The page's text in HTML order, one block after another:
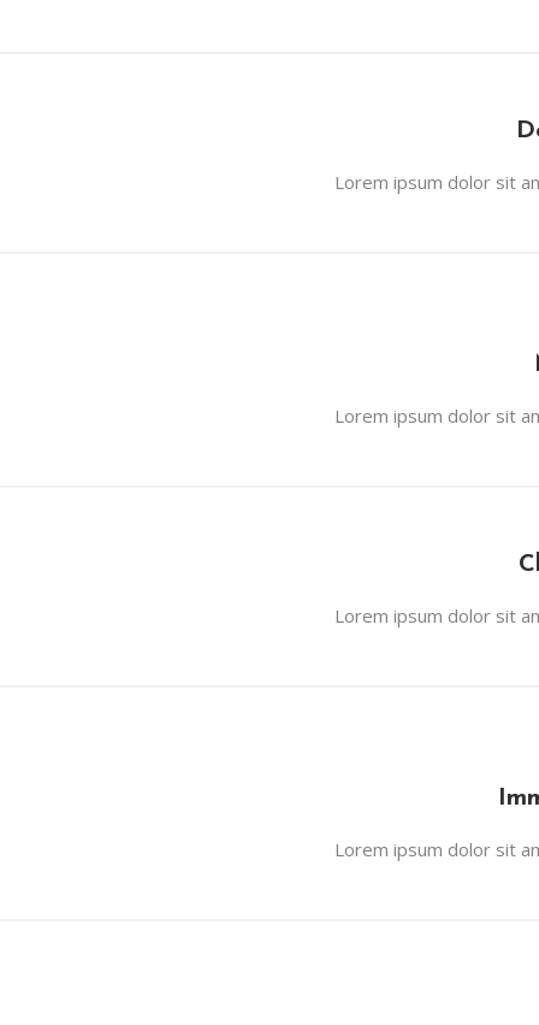
Lorem ipsum dolor sit
Lorem ipsum dolor sit
Lorem ipsum dolor sit
Lorem ipsum dolor sit